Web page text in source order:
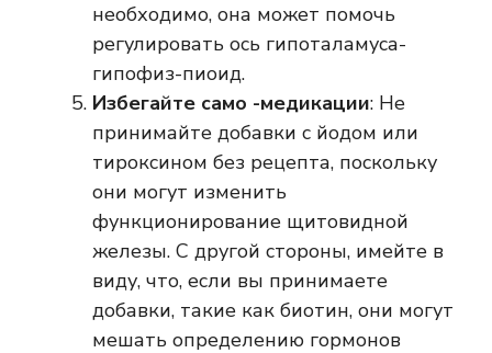
необходимо, она может помочь
регулировать ось гипоталамуса-
гипофиз-пиоид.
Избегайте само -медикации: Не
принимайте добавки с йодом или
тироксином без рецепта, поскольку
они могут изменить
функционирование щитовидной
железы. С другой стороны, имейте в
виду, что, если вы принимаете
добавки, такие как биотин, они могут
мешать определению гормонов